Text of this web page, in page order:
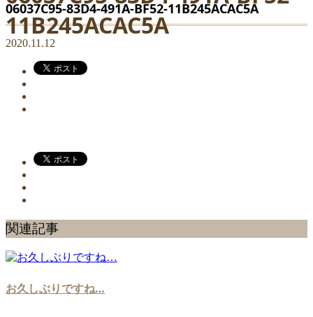
11B245ACAC5A
06037C95-83D4-491A-BF52-11B245ACAC5A
2020.11.12
関連記事
お久しぶりですね…